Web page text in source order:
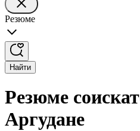
Резюме
Найти
Резюме
Аргудане